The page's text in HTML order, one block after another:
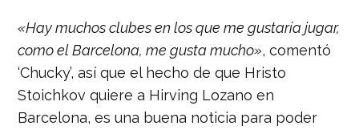
«Hay muchos clubes en los que me gustaría jugar,
como el Barcelona, me gusta mucho», comentó
‘Chucky’, así que el hecho de que Hristo
Stoichkov quiere a Hirving Lozano en
Barcelona, es una buena noticia para poder